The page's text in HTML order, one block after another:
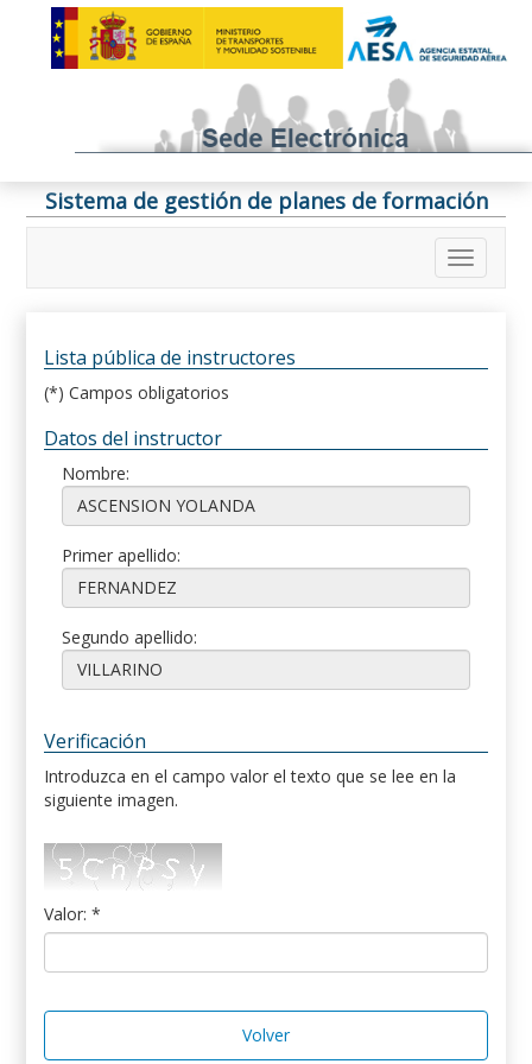
Sistema de gestión de planes de formación
Lista pública de instructores
(*) Campos obligatorios
Datos del instructor
Nombre:
Primer apellido:
Segundo apellido:
Verificación
Introduzca en el campo valor el texto que se lee en la
siguiente imagen.
Valor: *
Volver